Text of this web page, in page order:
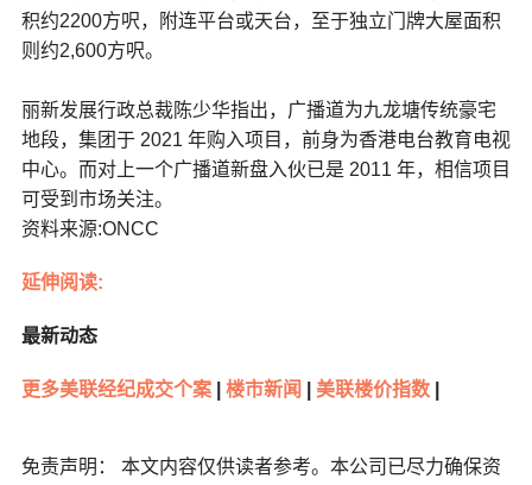
积约2200方呎，附连平台或天台，至于独立门牌大屋面积
则约2,600方呎。
丽新发展行政总裁陈少华指出，广播道为九龙塘传统豪宅
地段，集团于 2021 年购入项目，前身为香港电台教育电视
中心。而对上一个广播道新盘入伙已是 2011 年，相信项目
可受到市场关注。
资料来源:ONCC
延伸阅读:
最新动态
更多美联经纪成交个案| 楼市新闻 美联楼价指数|
免责声明： 本文内容仅供读者参考。本公司已尽力确保资